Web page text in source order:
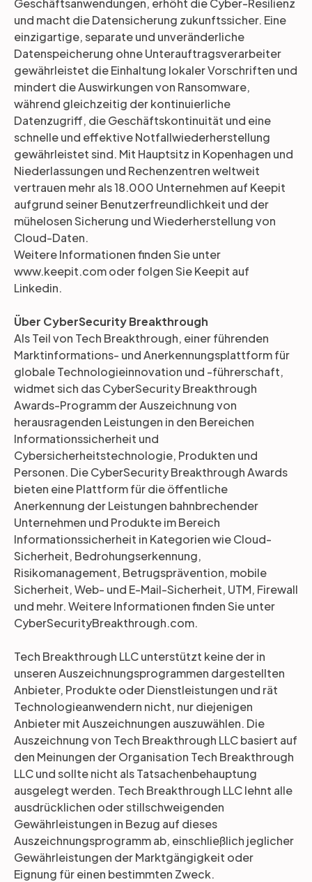
Geschäftsanwendungen, erhöht die Cyber-Resilienz
und macht die Datensicherung zukunftssicher. Eine
einzigartige, separate und unveränderliche
Datenspeicherung ohne Unterauftragsverarbeiter
gewährleistet die Einhaltung lokaler Vorschriften und
mindert die Auswirkungen von Ransomware,
während gleichzeitig der kontinuierliche
Datenzugriff, die Geschäftskontinuität und eine
schnelle und effektive Notfallwiederherstellung
gewährleistet sind. Mit Hauptsitz in Kopenhagen und
Niederlassungen und Rechenzentren weltweit
vertrauen mehr als 18.000 Unternehmen auf Keepit
aufgrund seiner Benutzerfreundlichkeit und der
mühelosen Sicherung und Wiederherstellung von
Cloud-Daten.
Weitere Informationen finden Sie unter
www.keepit.com oder folgen Sie Keepit auf
Linkedin.
Über CyberSecurity Breakthrough
Als Teil von Tech Breakthrough, einer führenden
Marktinformations- und Anerkennungsplattform für
globale Technologieinnovation und -führerschaft,
widmet sich das CyberSecurity Breakthrough
Awards-Programm der Auszeichnung von
herausragenden Leistungen in den Bereichen
Informationssicherheit und
Cybersicherheitstechnologie, Produkten und
Personen. Die CyberSecurity Breakthrough Awards
bieten eine Plattform für die öffentliche
Anerkennung der Leistungen bahnbrechender
Unternehmen und Produkte im Bereich
Informationssicherheit in Kategorien wie Cloud-
Sicherheit, Bedrohungserkennung,
Risikomanagement, Betrugsprävention, mobile
Sicherheit, Web- und E-Mail-Sicherheit, UTM, Firewall
und mehr. Weitere Informationen finden Sie unter
CyberSecurityBreakthrough.com.
Tech Breakthrough LLC unterstützt keine der in
unseren Auszeichnungsprogrammen dargestellten
Anbieter, Produkte oder Dienstleistungen und rät
Technologieanwendern nicht, nur diejenigen
Anbieter mit Auszeichnungen auszuwählen. Die
Auszeichnung von Tech Breakthrough LLC basiert auf
den Meinungen der Organisation Tech Breakthrough
LLC und sollte nicht als Tatsachenbehauptung
ausgelegt werden. Tech Breakthrough LLC lehnt alle
ausdrücklichen oder stillschweigenden
Gewährleistungen in Bezug auf dieses
Auszeichnungsprogramm ab, einschließlich jeglicher
Gewährleistungen der Marktgängigkeit oder
Eignung für einen bestimmten Zweck.